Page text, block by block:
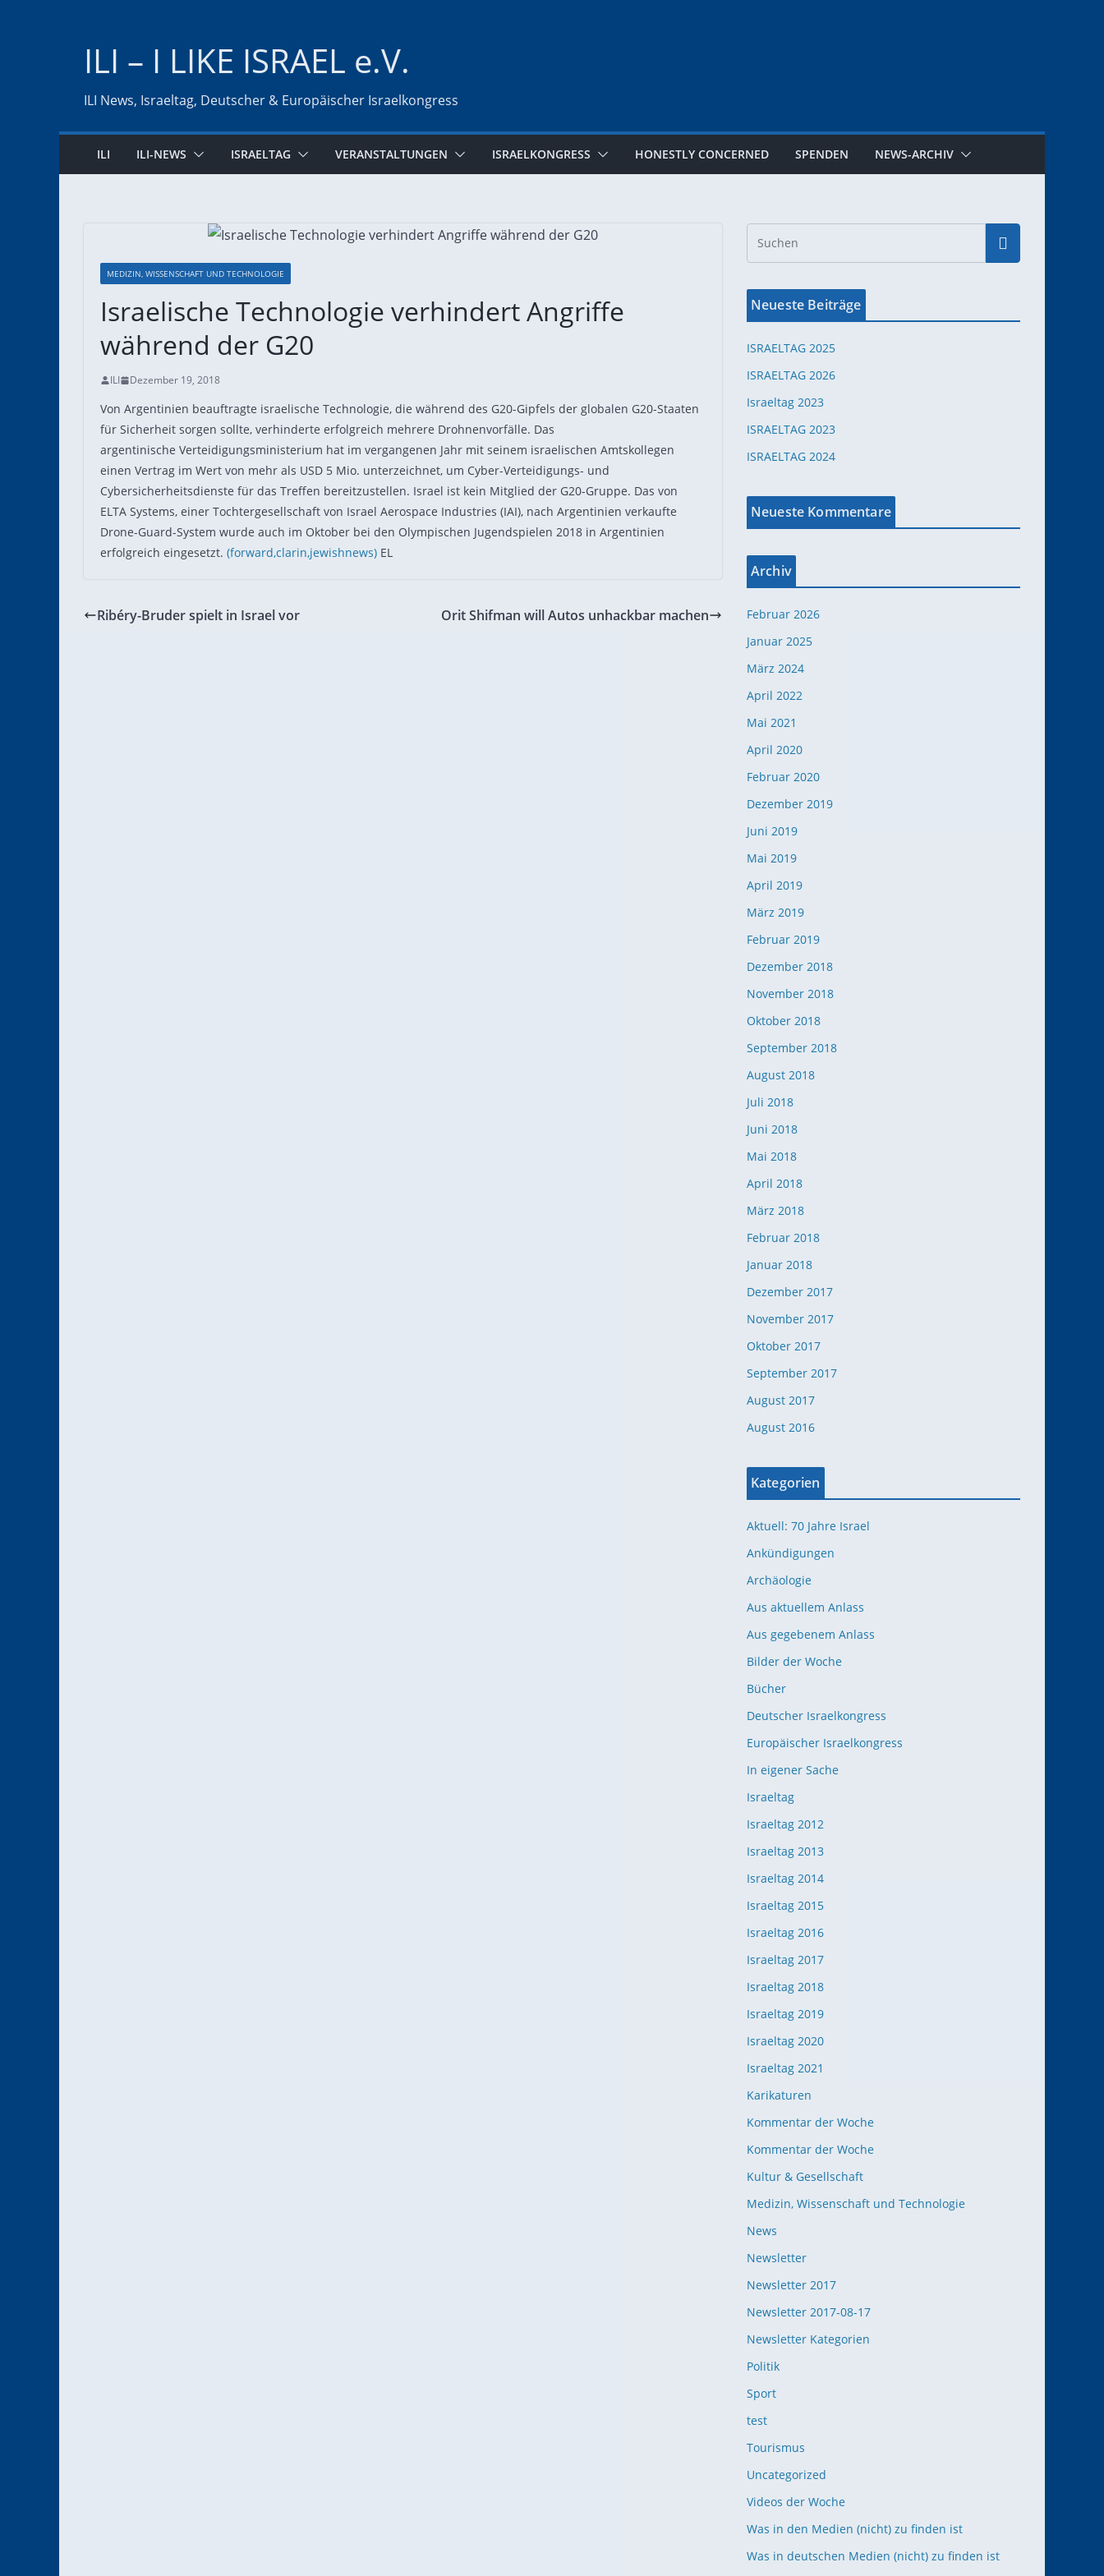
ILI – I LIKE ISRAEL e.V.
ILI News, Israeltag, Deutscher & Europäischer Israelkongress
ILI ILI-NEWS ISRAELTAG VERANSTALTUNGEN ISRAELKONGRESS HONESTLY CONCERNED SPENDEN NEWS-ARCHIV
MEDIZIN, WISSENSCHAFT UND TECHNOLOGIE
Israelische Technologie verhindert Angriffe
während der G20
ILI Dezember 19, 2018
Von Argentinien beauftragte israelische Technologie, die während des G20-Gipfels der globalen G20-Staaten
für Sicherheit sorgen sollte, verhinderte erfolgreich mehrere Drohnenvorfälle. Das
argentinische Verteidigungsministerium hat im vergangenen Jahr mit seinem israelischen Amtskollegen
einen Vertrag im Wert von mehr als USD 5 Mio. unterzeichnet, um Cyber-Verteidigungs- und
Cybersicherheitsdienste für das Treffen bereitzustellen. Israel ist kein Mitglied der G20-Gruppe. Das von
ELTA Systems, einer Tochtergesellschaft von Israel Aerospace Industries (IAI), nach Argentinien verkaufte
Drone-Guard-System wurde auch im Oktober bei den Olympischen Jugendspielen 2018 in Argentinien
erfolgreich eingesetzt. (forward,clarin,jewishnews) EL
Ribéry-Bruder spielt in Israel vor Orit Shifman will Autos unhackbar machen
Neueste Beiträge
ISRAELTAG 2025
ISRAELTAG 2026
Israeltag 2023
ISRAELTAG 2023
ISRAELTAG 2024
Neueste Kommentare
Archiv
Februar 2026
Januar 2025
März 2024
April 2022
Mai 2021
April 2020
Februar 2020
Dezember 2019
Juni 2019
Mai 2019
April 2019
März 2019
Februar 2019
Dezember 2018
November 2018
Oktober 2018
September 2018
August 2018
Juli 2018
Juni 2018
Mai 2018
April 2018
März 2018
Februar 2018
Januar 2018
Dezember 2017
November 2017
Oktober 2017
September 2017
August 2017
August 2016
Kategorien
Aktuell: 70 Jahre Israel
Ankündigungen
Archäologie
Aus aktuellem Anlass
Aus gegebenem Anlass
Bilder der Woche
Bücher
Deutscher Israelkongress
Europäischer Israelkongress
In eigener Sache
Israeltag
Israeltag 2012
Israeltag 2013
Israeltag 2014
Israeltag 2015
Israeltag 2016
Israeltag 2017
Israeltag 2018
Israeltag 2019
Israeltag 2020
Israeltag 2021
Karikaturen
Kommentar der Woche
Kommentar der Woche
Kultur & Gesellschaft
Medizin, Wissenschaft und Technologie
News
Newsletter
Newsletter 2017
Newsletter 2017-08-17
Newsletter Kategorien
Politik
Sport
test
Tourismus
Uncategorized
Videos der Woche
Was in den Medien (nicht) zu finden ist
Was in deutschen Medien (nicht) zu finden ist